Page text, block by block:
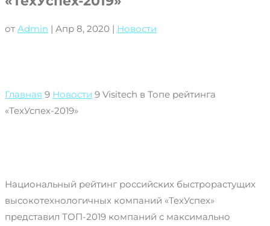
от Admin | Апр 8, 2020 | Новости
Главная 9 Новости 9 Visitech в Топе рейтинга
«ТехУспех-2019»
Национальный рейтинг российских быстрорастущих
высокотехнологичных компаний «ТехУспех»
представил ТОП-2019 компаний с максимально